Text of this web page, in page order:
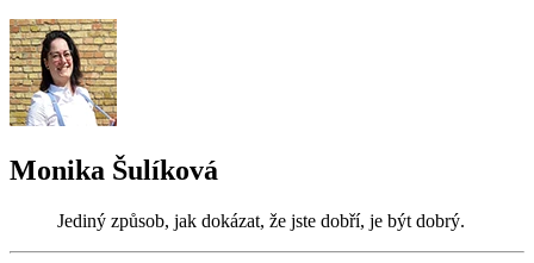
Monika Šulíková
Jediný způsob, jak dokázat, že jste dobří, je být dobrý.